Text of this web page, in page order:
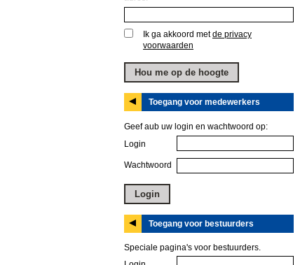
Ik ga akkoord metde privacy
voorwaarden
Toegang voor medewerkers
Geef aub uw login en wachtwoord op:
Login
Wachtwoord
Toegang voor bestuurders
Speciale pagina's voor bestuurders.